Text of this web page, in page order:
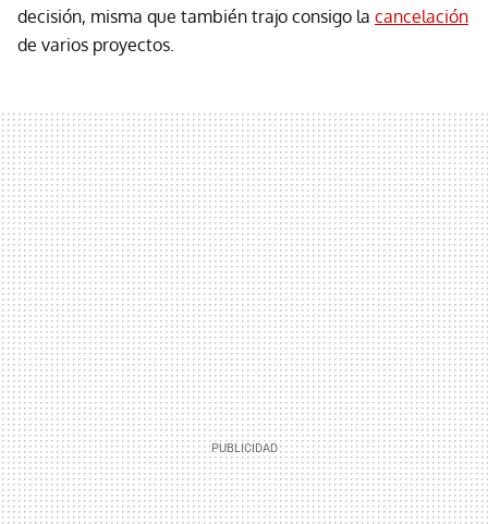
decisión, misma que también trajo consigo la cancelación
de varios proyectos.